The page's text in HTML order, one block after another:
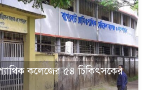
কলেজের ৫৪ চিকিৎসকের